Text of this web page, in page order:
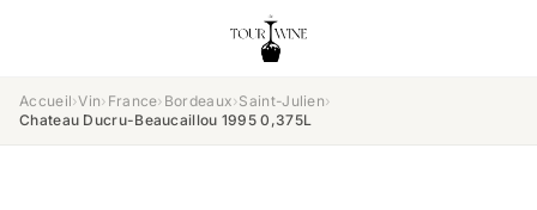
Accueil›Vin› France› Bordeaux›Saint-Julien›
Chateau Ducru-Beaucaillou 1995 0,375L